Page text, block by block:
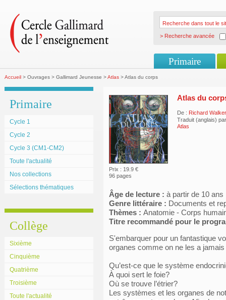
> Recherche avancée
Primaire
Accueil > Ouvrages > Gallimard Jeunesse >Atlas > Atlas du corps
Primaire
Cycle 1
Cycle 2
Cycle 3 (CM1-CM2)
Toute l'actualité
Nos collections
Sélections thématiques
Collège
Sixième
Cinquième
Quatrième
Troisième
Toute l'actualité
Prix : 19.9 €
96 pages
Atlas du
De : Richard Walker
Traduit (anglais)
Atlas
Âge de lecture : à partir de 10 ans
Genre littéraire : Documents et
Thèmes : Anatomie - Corps
Titre recommandé pour le
S'embarquer pour un fantastique
organes comme on ne les a
Qu’est-ce que le système
À quoi sert le foie?
Où se trouve l’étrier?
Les systèmes et les organes de